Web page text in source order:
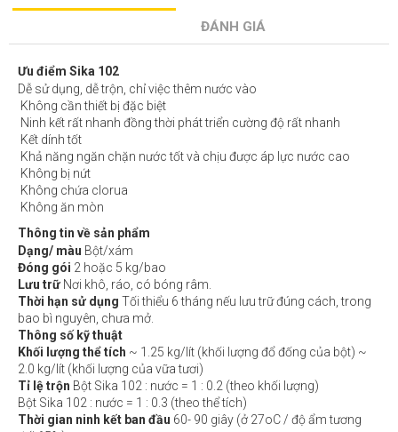
ĐÁNH GIÁ
Ưu điểm Sika 102
Dễ sử dụng, dễ trộn, chỉ việc thêm nước vào
Không cần thiết bị đặc biệt
Ninh kết rất nhanh đồng thời phát triển cường độ rất nhanh
Kết dính tốt
Khả năng ngăn chặn nước tốt và chịu được áp lực nước cao
Không bị nứt
Không chứa clorua
Không ăn mòn
Thông tin về sản phẩm
Dạng/ màu Bột/xám
Đóng gói 2 hoặc 5 kg/bao
Lưu trữ Nơi khô, ráo, có bóng râm.
Thời hạn sử dụng Tối thiểu 6 tháng nếu lưu trữ đúng cách, trong
bao bì nguyên, chưa mở.
Thông số kỹ thuật
Khối lượng thể tích ~ 1.25 kg/lít (khối lượng đổ đống của bột) ~
2.0 kg/lít (khối lượng của vữa tươi)
Tỉ lệ trộn Bột Sika 102 : nước = 1 : 0.2 (theo khối lượng)
Bột Sika 102 : nước = 1 : 0.3 (theo thể tích)
Thời gian ninh kết ban đầu 60- 90 giây (ở 27oC / độ ẩm tương